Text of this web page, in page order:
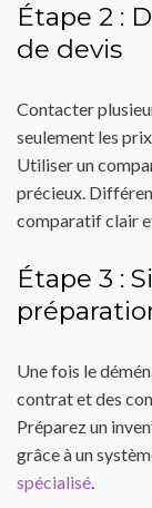
Étape 2 :
de devis
Contacter
seulement les
Utiliser un
précieux.
comparatif clair
Étape 3 :
Une fois le
contrat et des
Préparez un
grâce à un
spécialisé.